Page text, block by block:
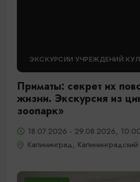
ЭКСКУРСИИ УЧРЕЖДЕНИЙ
Приматы: секрет их
жизни. Экскурсия из
зоопарк»
18.07.2026 - 29.08.2026,
Калининград,